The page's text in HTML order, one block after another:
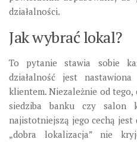
działalności.
Jak wybrać lokal?
To pytanie stawia sobie
działalność jest
klientem. Niezależnie od
siedziba banku czy salon
najistotniejszą jego cechą jest
„dobra lokalizacja” nie